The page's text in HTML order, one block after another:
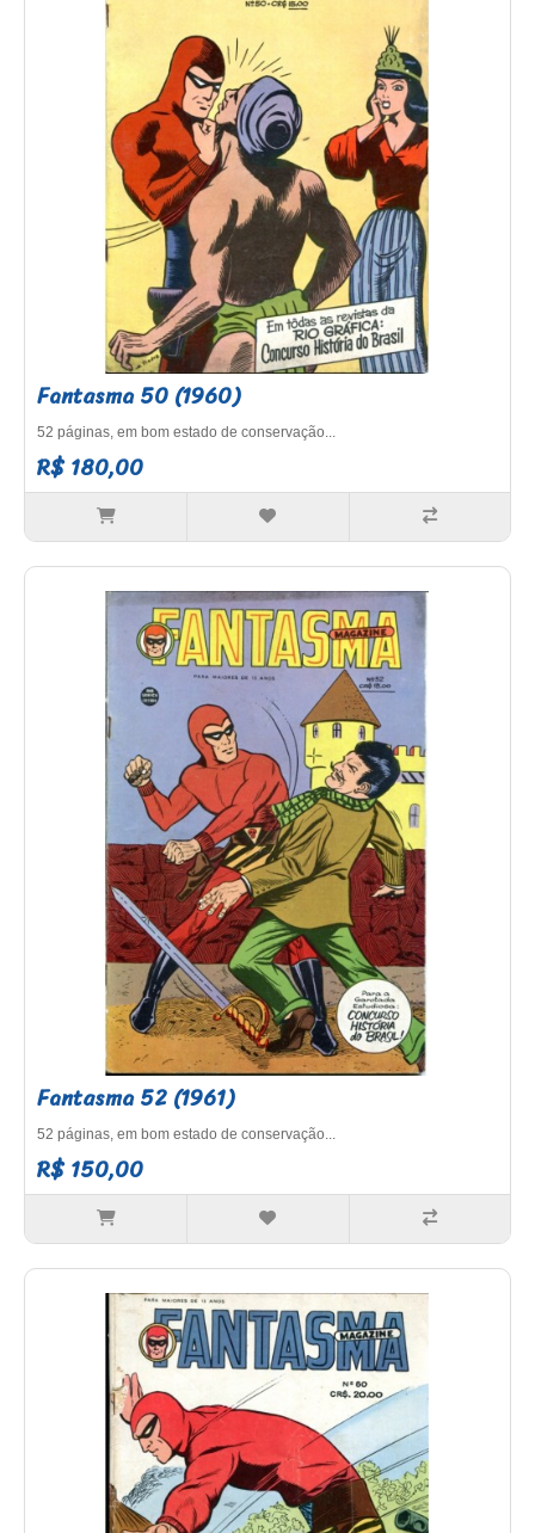
Fantasma 50 (1960)
52 páginas, em bom estado de conservação...
R$ 180,00
Fantasma 52 (1961)
52 páginas, em bom estado de conservação...
R$ 150,00